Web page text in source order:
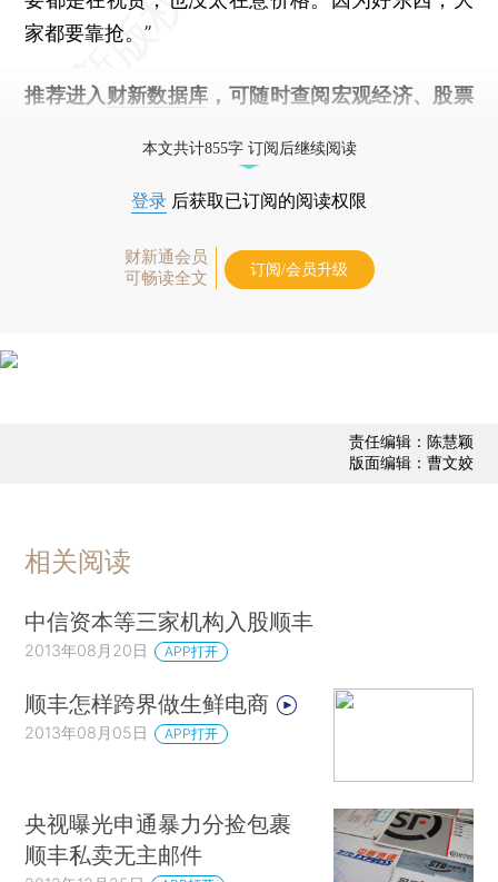
家都要靠抢。”
推荐进入 财新数据库 ，可随时查阅宏观经济、股票
本文共计855字 订阅后继续阅读
登录 后获取已订阅的阅读权限
财新通会员
可畅读全文
订阅/会员升级
责任编辑：陈慧颖
版面编辑：曹文姣
相关阅读
中信资本等三家机构入股顺丰
2013年08月20日 APP打开
顺丰怎样跨界做生鲜电商
2013年08月05日 APP打开
央视曝光申通暴力分捡包裹
顺丰私卖无主邮件